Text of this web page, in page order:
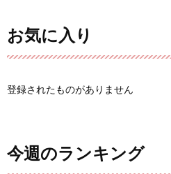
お気に入り
登録されたものがありません
今週のランキング